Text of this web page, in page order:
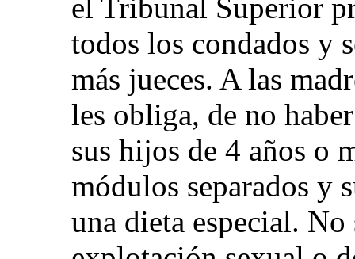
el Tribunal Superior
todos los condados y
más jueces. A las
les obliga, de no
sus hijos de 4 años o
módulos separados y
una dieta especial. No